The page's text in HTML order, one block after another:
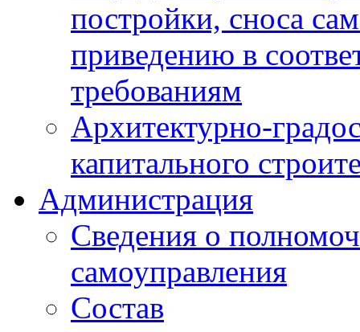
постройки, сноса
приведению в
требованиям
Архитектурно-
капитального
Администрация
Сведения о
самоуправления
Состав